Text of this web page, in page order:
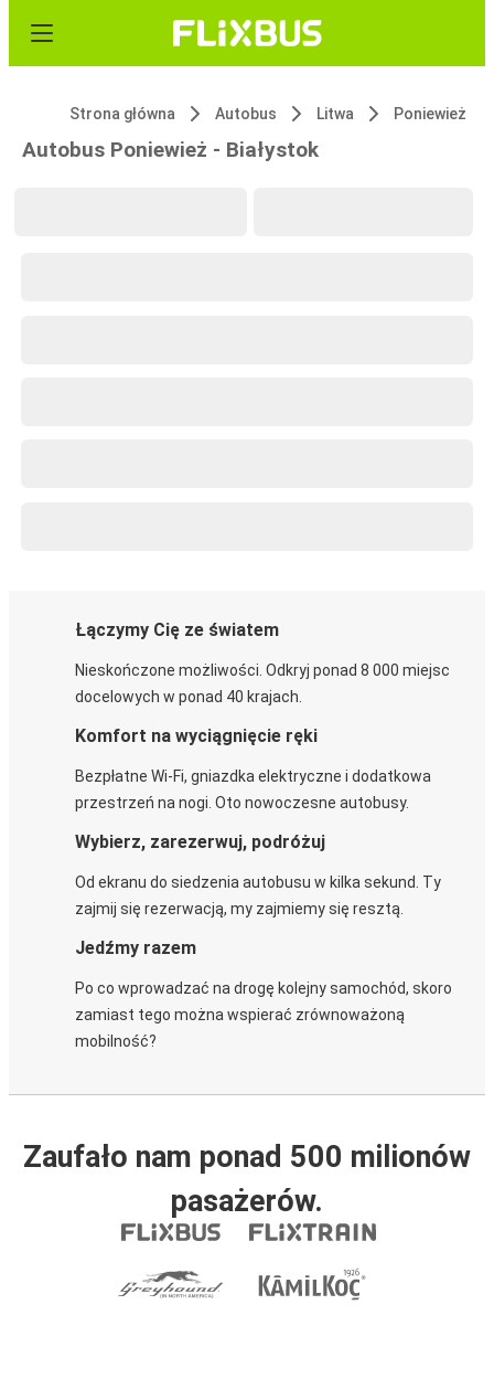
Strona główna Autobus Litwa Poniewież
Autobus Poniewież - Białystok
Łączymy Cię ze światem
Nieskończone możliwości. Odkryj ponad 8 000 miejsc
docelowych w ponad 40 krajach.
Komfort na wyciągnięcie ręki
Bezpłatne Wi-Fi, gniazdka elektryczne i dodatkowa
przestrzeń na nogi. Oto nowoczesne autobusy.
Wybierz, zarezerwuj, podróżuj
Od ekranu do siedzenia autobusu w kilka sekund. Ty
zajmij się rezerwacją, my zajmiemy się resztą.
Jedźmy razem
Po co wprowadzać na drogę kolejny samochód, skoro
zamiast tego można wspierać zrównoważoną
mobilność?
Zaufało nam ponad 500 milionów
pasażerów.